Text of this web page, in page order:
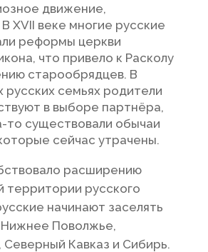
движение,
XVII веке многие русские
реформы церкви
что привело к Расколу
старообрядцев. В
семьях родители
в выборе партнёра,
то существовали обычаи
сейчас утрачены.
расширению
территории русского
начинают заселять
Поволжье,
Северный Кавказ и Сибирь.